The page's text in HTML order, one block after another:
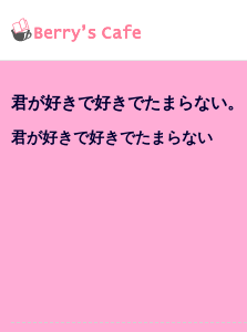
君が好きで好きでたまらない。
君が好きで好きでたまらない